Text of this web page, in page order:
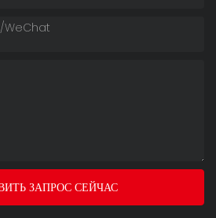
WeChat
ЗАПРОС СЕЙЧАС